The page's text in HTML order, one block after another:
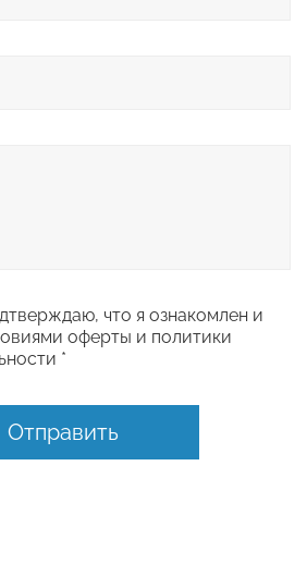
что я ознакомлен и
оферты и политики
*
Отправить